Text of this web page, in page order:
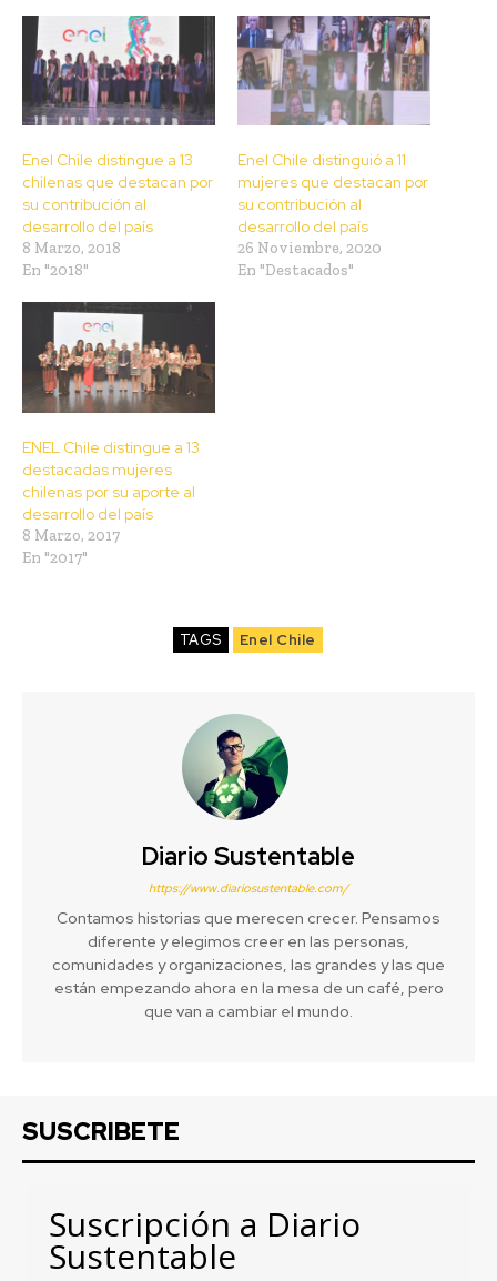
Enel Chile distingue a 13
chilenas que destacan por
su contribución al
desarrollo del país
8 Marzo, 2018
En "2018"
Enel Chile distinguió a 11
mujeres que destacan por
su contribución al
desarrollo del país
26 Noviembre, 2020
En "Destacados"
ENEL Chile distingue a 13
destacadas mujeres
chilenas por su aporte al
desarrollo del país
8 Marzo, 2017
En "2017"
TAGS Enel Chile
Diario Sustentable
https://www.diariosustentable.com/
Contamos historias que merecen crecer. Pensamos
diferente y elegimos creer en las personas,
comunidades y organizaciones, las grandes y las que
están empezando ahora en la mesa de un café, pero
que van a cambiar el mundo.
SUSCRIBETE
Suscripción a Diario
Sustentable